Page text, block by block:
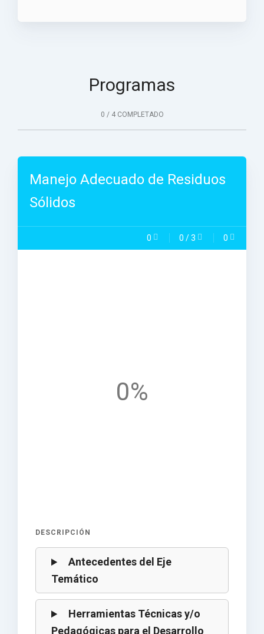
Programas
0 / 4 COMPLETADO
Manejo Adecuado de Residuos
Sólidos
0 0 /3 0
0%
DESCRIPCIÓN
Antecedentes del Eje
Temático
Herramientas Técnicas y/o
Pedagógicas para el Desarrollo